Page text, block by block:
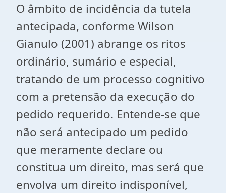
O âmbito de incidência da tutela
antecipada, conforme Wilson
Gianulo (2001) abrange os ritos
ordinário, sumário e especial,
tratando de um processo cognitivo
com a pretensão da execução do
pedido requerido. Entende-se que
não será antecipado um pedido
que meramente declare ou
constitua um direito, mas será que
envolva um direito indisponível,